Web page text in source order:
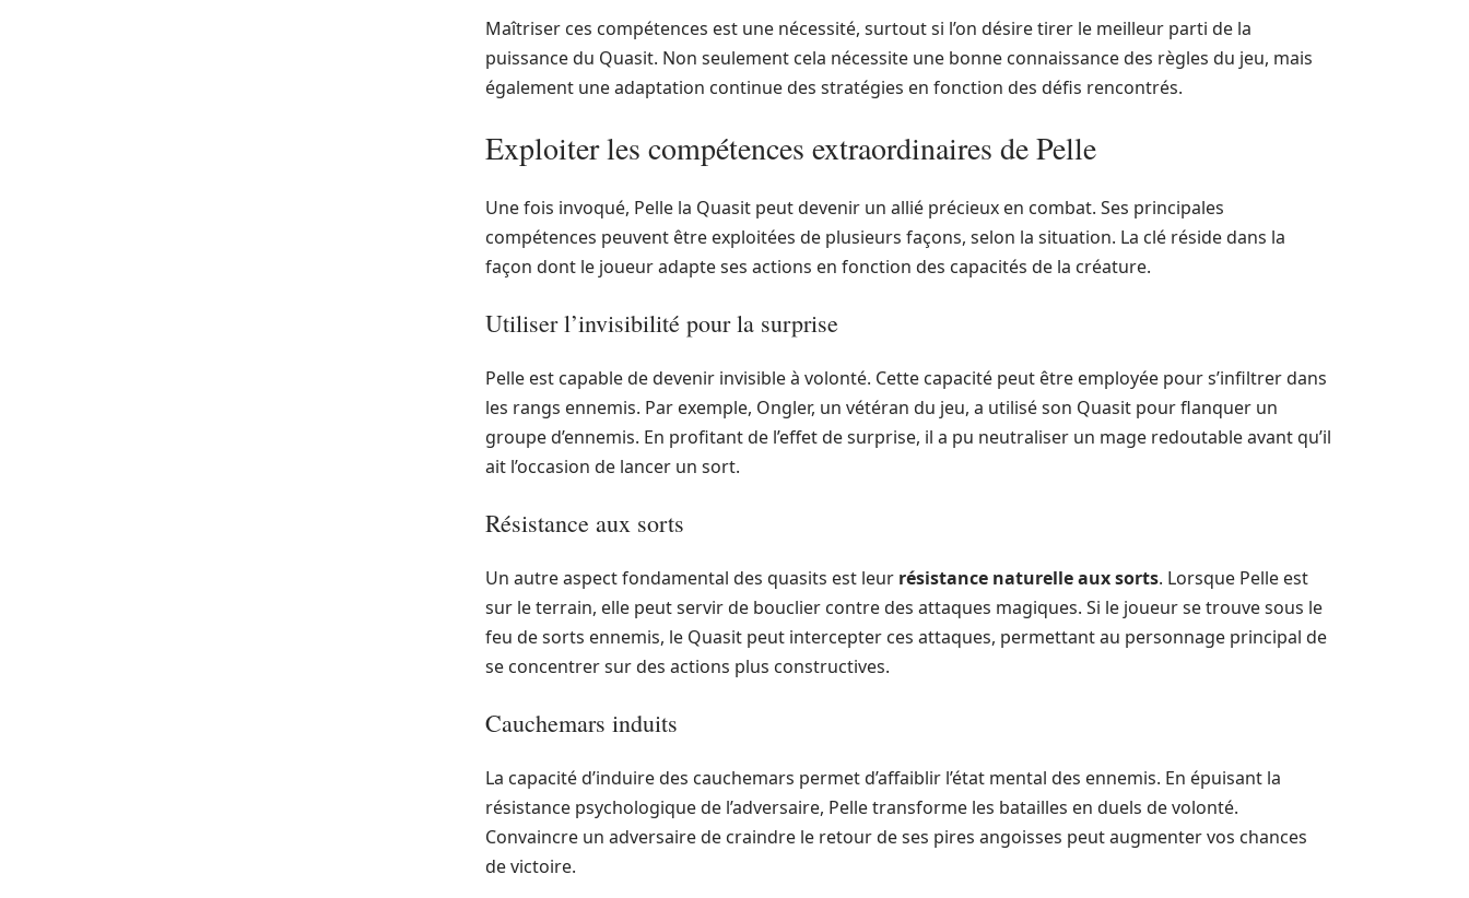
Maîtriser ces compétences est une nécessité, surtout si l’on désire tirer le meilleur parti de la
puissance du Quasit. Non seulement cela nécessite une bonne connaissance des règles du jeu, mais
également une adaptation continue des stratégies en fonction des défis rencontrés.
Exploiter les compétences extraordinaires de Pelle
Une fois invoqué, Pelle la Quasit peut devenir un allié précieux en combat. Ses principales
compétences peuvent être exploitées de plusieurs façons, selon la situation. La clé réside dans la
façon dont le joueur adapte ses actions en fonction des capacités de la créature.
Utiliser l’invisibilité pour la surprise
Pelle est capable de devenir invisible à volonté. Cette capacité peut être employée pour s’infiltrer dans
les rangs ennemis. Par exemple, Ongler, un vétéran du jeu, a utilisé son Quasit pour flanquer un
groupe d’ennemis. En profitant de l’effet de surprise, il a pu neutraliser un mage redoutable avant qu’il
ait l’occasion de lancer un sort.
Résistance aux sorts
Un autre aspect fondamental des quasits est leur résistance naturelle aux sorts. Lorsque Pelle est
sur le terrain, elle peut servir de bouclier contre des attaques magiques. Si le joueur se trouve sous le
feu de sorts ennemis, le Quasit peut intercepter ces attaques, permettant au personnage principal de
se concentrer sur des actions plus constructives.
Cauchemars induits
La capacité d’induire des cauchemars permet d’affaiblir l’état mental des ennemis. En épuisant la
résistance psychologique de l’adversaire, Pelle transforme les batailles en duels de volonté.
Convaincre un adversaire de craindre le retour de ses pires angoisses peut augmenter vos chances
de victoire.